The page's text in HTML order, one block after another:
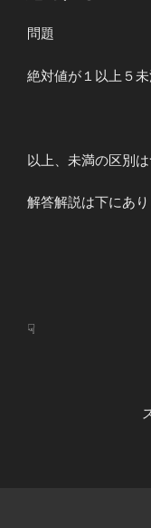
問題
絶対値が１以上５未
以上、未満の区別
解答解説は下にあり
☟